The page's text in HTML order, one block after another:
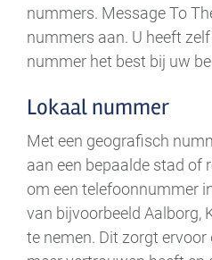
nummers. Message To
nummers aan. U heeft
nummer het best bij uw
Lokaal nummer
Met een geografisch
aan een bepaalde stad of
om een telefoonnummer
van bijvoorbeeld Aalborg,
te nemen. Dit zorgt